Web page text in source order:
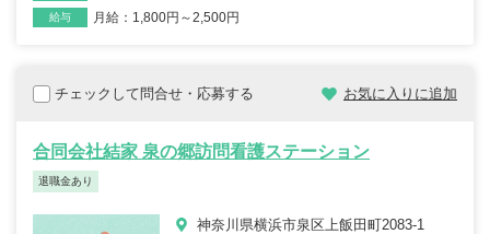
給与 月給：1,800円～2,500円
チェックして問合せ・応募する お気に入りに追加
合同会社結家 泉の郷訪問看護ステーション
退職金あり
神奈川県横浜市泉区上飯田町2083-1